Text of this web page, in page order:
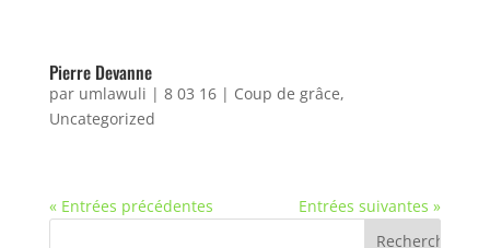
Pierre Devanne
par umlawuli | 8 03 16| Coup de grâce,
Uncategorized
« Entrées précédentes Entrées suivantes »